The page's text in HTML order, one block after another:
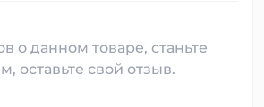
о данном товаре, станьте
оставьте свой отзыв.